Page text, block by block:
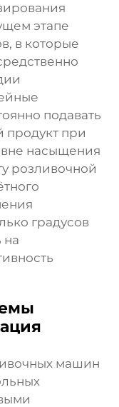
этапе
в которые
подавать
при
насыщения
розливочной
градусов
на
машин